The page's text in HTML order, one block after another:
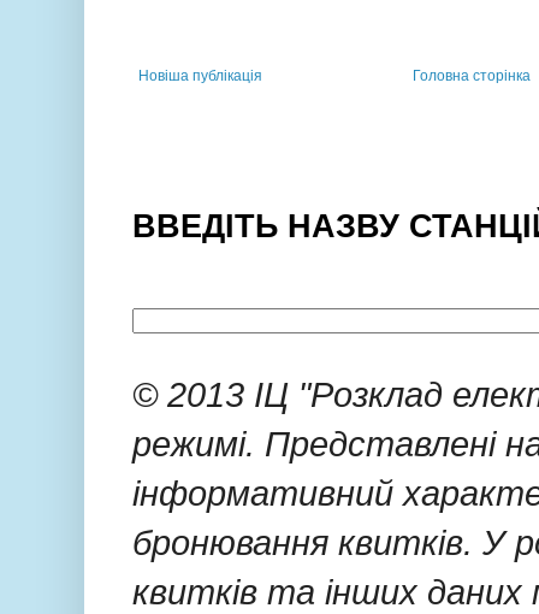
Новіша публікація Головна сторінка
ВВЕДІТЬ НАЗВУ
© 2013 ІЦ "Розклад
режимі. Представлені
інформативний
бронювання квитків. У
квитків та інших даних